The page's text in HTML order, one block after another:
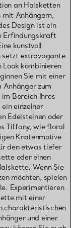
an Halsketten
Anhängern,
Design ist ein
Erfindungskraft
kunstvoll
extravagante
Look kombinieren
Sie mit einer
Anhänger zum
Bereich Ihres
einzelner
Edelsteinen oder
Tiffany, wie floral
Knotenmotive
den etwas tiefer
oder einen
Wenn Sie
möchten, spielen
Experimentieren
mit einer
charakteristischen
und einer